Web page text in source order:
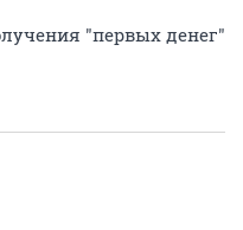
"первых денег"